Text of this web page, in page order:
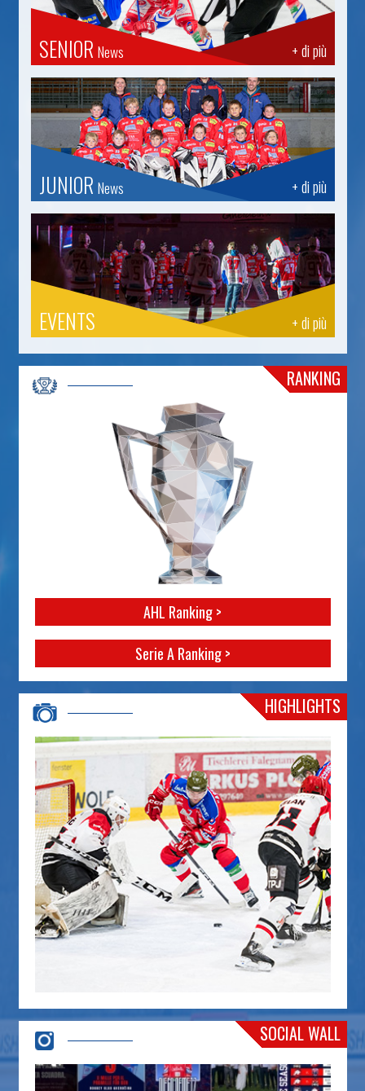
+ di più
SENIOR News
+ di più
JUNIOR News
+ di più
EVENTS
RANKING
AHL Ranking >
Serie A Ranking >
HIGHLIGHTS
SOCIAL WALL